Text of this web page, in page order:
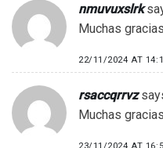
nmuvuxslrk
Muchas
22/11/2024 AT
rsaccqrrvz
Muchas